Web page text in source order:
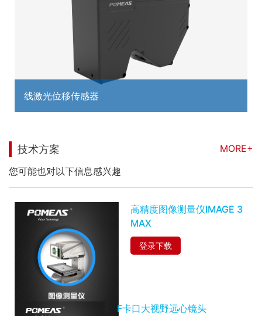
线激光位移传感器
技术方案
MORE+
您可能也对以下信息感兴趣
高精度图像测量仪IMAGE 3
MAX
登录下载
F卡口大视野远心镜头